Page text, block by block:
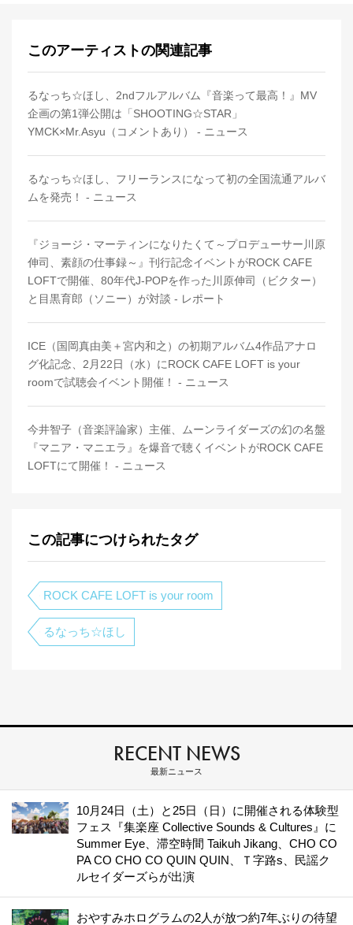
このアーティストの関連記事
るなっち☆ほし、2ndフルアルバム『音楽って最高！』MV
企画の第1弾公開は「SHOOTING☆STAR」
YMCK×Mr.Asyu（コメントあり） - ニュース
るなっち☆ほし、フリーランスになって初の全国流通アルバ
ムを発売！ - ニュース
『ジョージ・マーティンになりたくて～プロデューサー川原
伸司、素顔の仕事録～』刊行記念イベントがROCK CAFE
LOFTで開催、80年代J-POPを作った川原伸司（ビクター）
と目黒育郎（ソニー）が対談 - レポート
ICE（国岡真由美＋宮内和之）の初期アルバム4作品アナロ
グ化記念、2月22日（水）にROCK CAFE LOFT is your
roomで試聴会イベント開催！ - ニュース
今井智子（音楽評論家）主催、ムーンライダーズの幻の名盤
『マニア・マニエラ』を爆音で聴くイベントがROCK CAFE
LOFTにて開催！ - ニュース
この記事につけられたタグ
ROCK CAFE LOFT is your room
るなっち☆ほし
RECENT NEWS
最新ニュース
10月24日（土）と25日（日）に開催される体験型
フェス『集楽座 Collective Sounds & Cultures』に
Summer Eye、滞空時間 Taikuh Jikang、CHO CO
PA CO CHO CO QUIN QUIN、Ｔ字路s、民謡ク
ルセイダーズらが出演
おやすみホログラムの2人が放つ約7年ぶりの待望